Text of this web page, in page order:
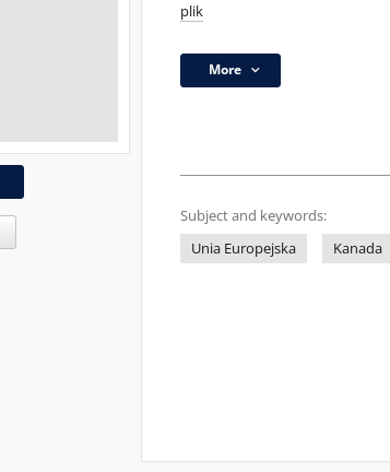
plik
More
Subject and keywords:
Unia Europejska
Kanada